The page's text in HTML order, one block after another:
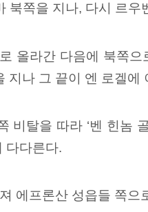
북쪽을 지나, 다시 르우
올라간 다음에 북쪽으
지나 그 끝이 엔 로겔에
비탈을 따라 ‘벤 힌놈 골
다다른다.
에프론산 성읍들 쪽으